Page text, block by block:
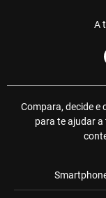
A
Compara, decide e
para te ajudar